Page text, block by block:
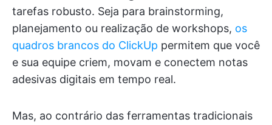
tarefas robusto. Seja para brainstorming,
planejamento ou realização de workshops, os
quadros brancos do ClickUp permitem que você
e sua equipe criem, movam e conectem notas
adesivas digitais em tempo real.
Mas, ao contrário das ferramentas tradicionais